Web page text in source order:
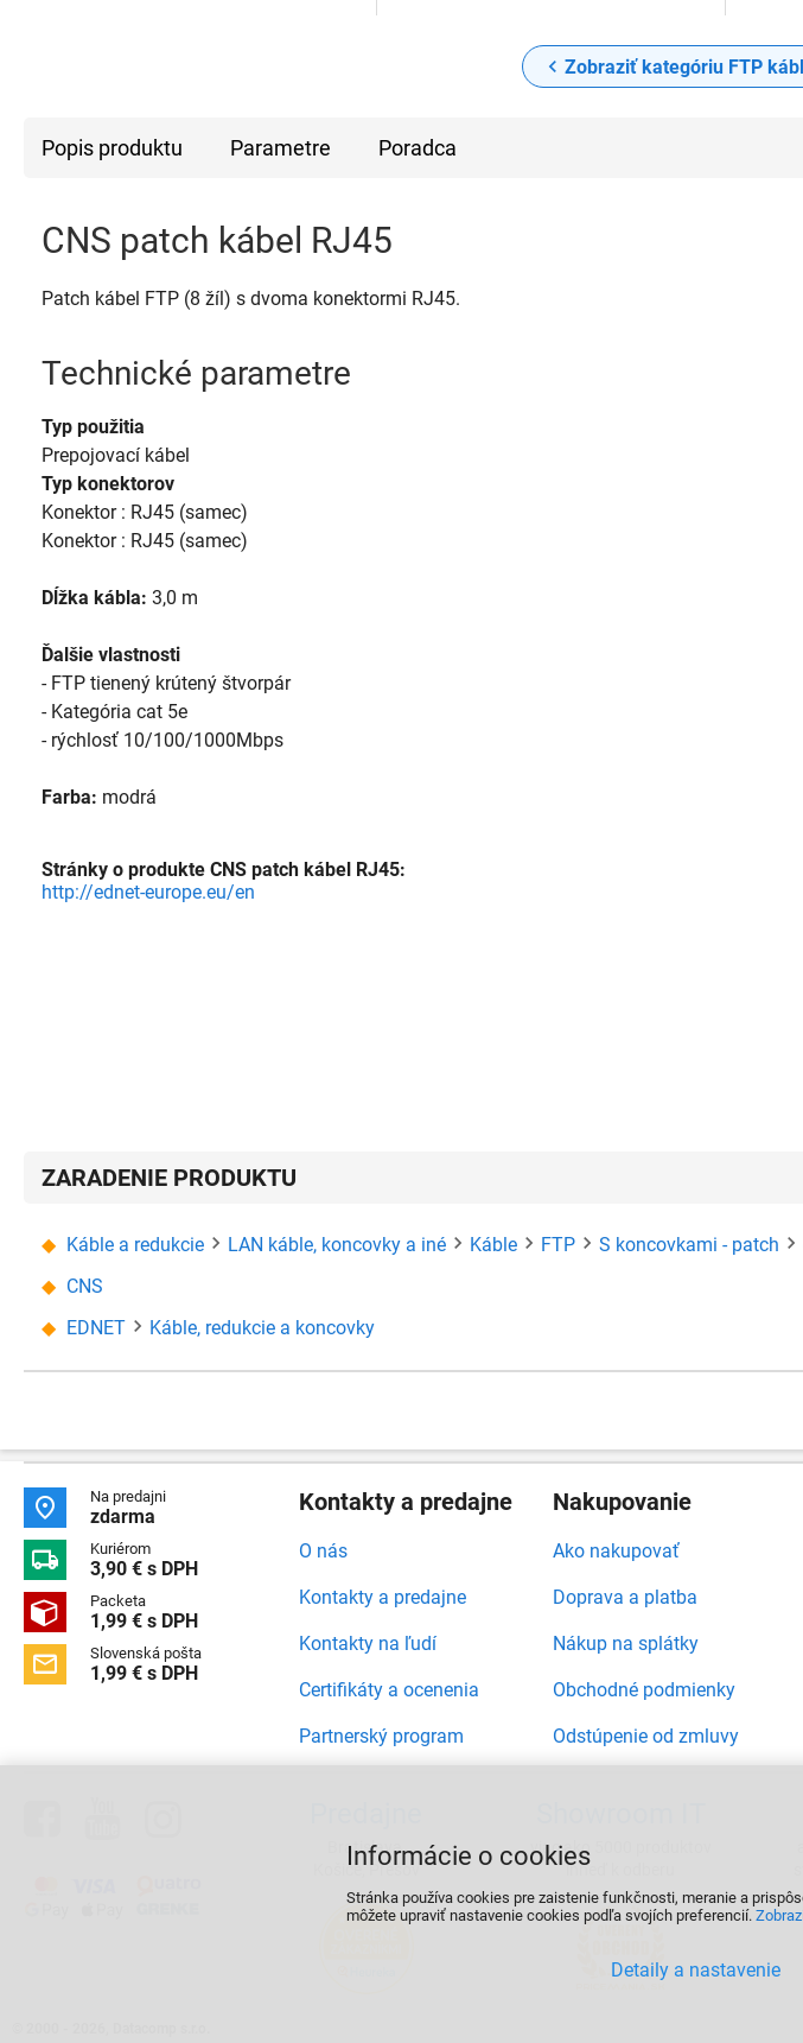
Zobraziť kategóriu FTP
Popis produktu Parametre Poradca
CNS patch kábel RJ45
Patch kábel FTP (8 žíl) s dvoma konektormi RJ45.
Technické parametre
Typ použitia
Prepojovací kábel
Typ konektorov
Konektor : RJ45 (samec)
Konektor : RJ45 (samec)
Dĺžka kábla: 3,0 m
Ďalšie vlastnosti
- FTP tienený krútený štvorpár
- Kategória cat 5e
- rýchlosť 10/100/1000Mbps
Farba: modrá
Stránky o produkte CNS patch kábel RJ45:
http://ednet-europe.eu/en
ZARADENIE PRODUKTU
Káble a redukcie LAN káble, koncovky a iné Káble FTP S koncovkami - patch
CNS
EDNET
Káble, redukcie a koncovky
 Na predajni
zdarma
 Kuriérom
3,90 € s DPH
 Packeta
1,99 € s DPH
 Slovenská pošta
1,99 € s DPH
Kontakty a predajne
O nás
Kontakty a predajne
Kontakty na ľudí
Certifikáty a ocenenia
Partnerský program
Nakupovanie
Ako nakupovať
Doprava a platba
Nákup na splátky
Obchodné podmienky
Odstúpenie od zmluvy
Bratislava,
Košice, Prešov
viac ako 5000 produktov
ihneď k odberu
Informácie o cookies
Stránka používa cookies pre zaistenie funkčnosti, meranie a
môžete upraviť nastavenie cookies podľa svojích preferencií.
Detaily a nastavenie